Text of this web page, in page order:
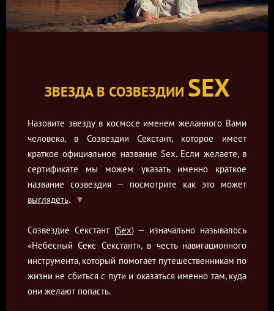
ЗВЕЗДА В СОЗВЕЗДИИ SEX
Назовите звезду в космосе именем желанного Вами
человека, в Созвездии Секстант, которое имеет
краткое официальное название Sex. Если желаете, в
сертификате мы можем указать именно краткое
название созвездия — посмотрите как это может
выглядеть.
Созвездие Секстант (Sex) — изначально называлось
«НебесныйСексСекстант», в честь навигационного
инструмента, который помогает путешественникам по
жизни не сбиться с пути и оказаться именно там, куда
они желают попасть.